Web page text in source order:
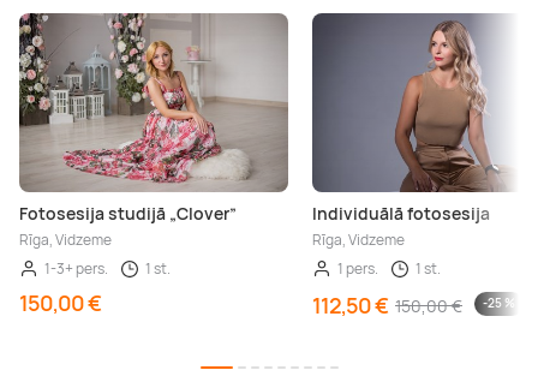
Fotosesija studijā „Clover”
Rīga, Vidzeme
1-3+ pers.
1 st.
150,00 €
Individuālā fotosesija
Rīga, Vidzeme
1 pers.
1 st.
112,50 € 150,00 € -25 %